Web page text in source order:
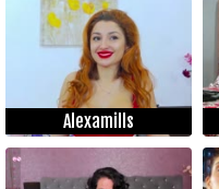
Alexamills